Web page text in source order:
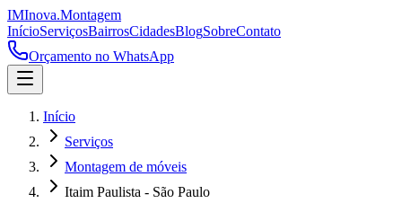
IMInova.Montagem
InícioServiçosBairrosCidadesBlogSobreContato
Orçamento no WhatsApp
Início
Serviços
Montagem de móveis
Itaim Paulista - São Paulo